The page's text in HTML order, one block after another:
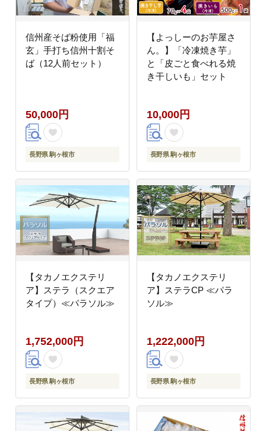
信州産そば粉使用「福
玄」手打ち信州十割そ
ば（12人前セット）
50,000円
長野県 駒ヶ根市
【よっしーのお芋屋さ
ん。】「冷凍焼き芋」
と「皮ごと食べれる焼
き干しいも」セット
10,000円
長野県 駒ヶ根市
【タカノエクステリ
ア】ステラ（スクエア
タイプ）≪パラソル≫
1,752,000円
長野県 駒ヶ根市
【タカノエクステリ
ア】ステラCP ≪パラ
ソル≫
1,222,000円
長野県 駒ヶ根市